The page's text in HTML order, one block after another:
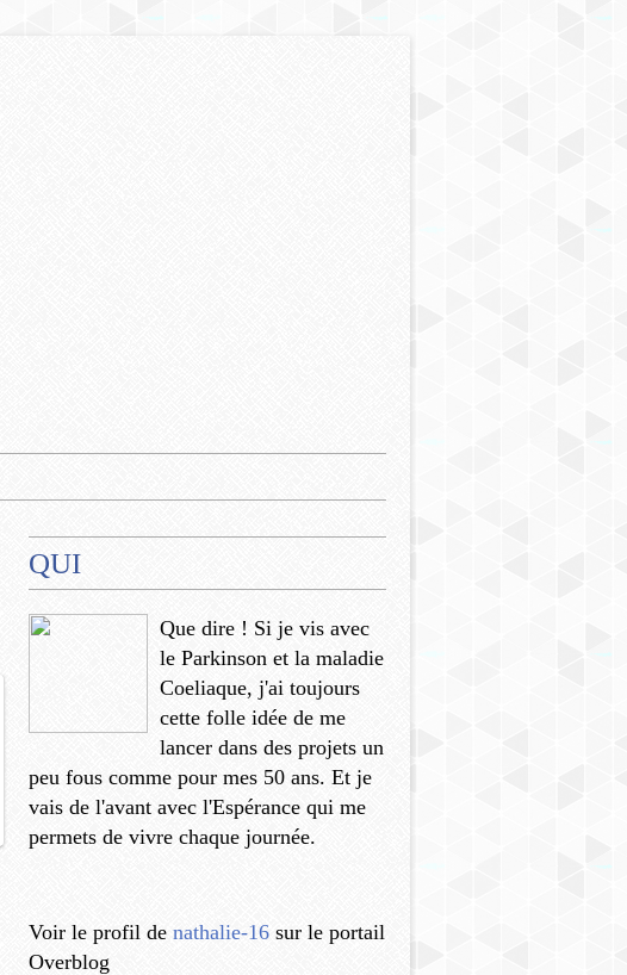
QUI
Que dire ! Si je vis avec
le Parkinson et la maladie
Coeliaque, j'ai toujours
cette folle idée de me
lancer dans des projets un
peu fous comme pour mes 50 ans. Et je
vais de l'avant avec l'Espérance qui me
permets de vivre chaque journée.
Voir le profil de nathalie-16 sur le portail
Overblog